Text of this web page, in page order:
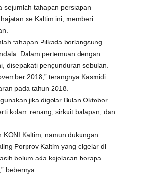
sejumlah tahapan persiapan
se Kaltim ini, memberi
tahapan Pilkada berlangsung
Dalam pertemuan dengan
disepakati pengunduran sebulan.
2018,” terangnya Kasmidi
pada tahun 2018.
jika digelar Bulan Oktober
kolam renang, sirkuit balapan, dan
Kaltim, namun dukungan
Porprov Kaltim yang digelar di
belum ada kejelasan berapa
bebernya.